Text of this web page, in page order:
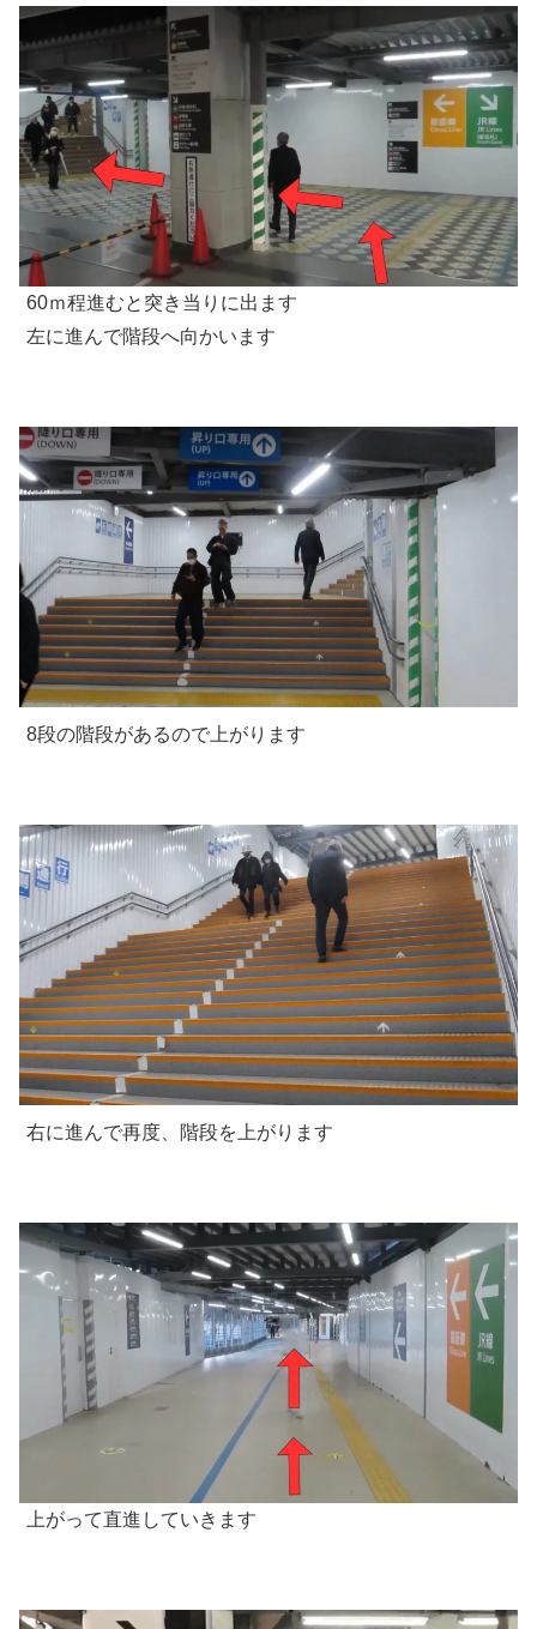
60ｍ程進むと突き当りに出ます
左に進んで階段へ向かいます
8段の階段があるので上がります
右に進んで再度、階段を上がります
上がって直進していきます